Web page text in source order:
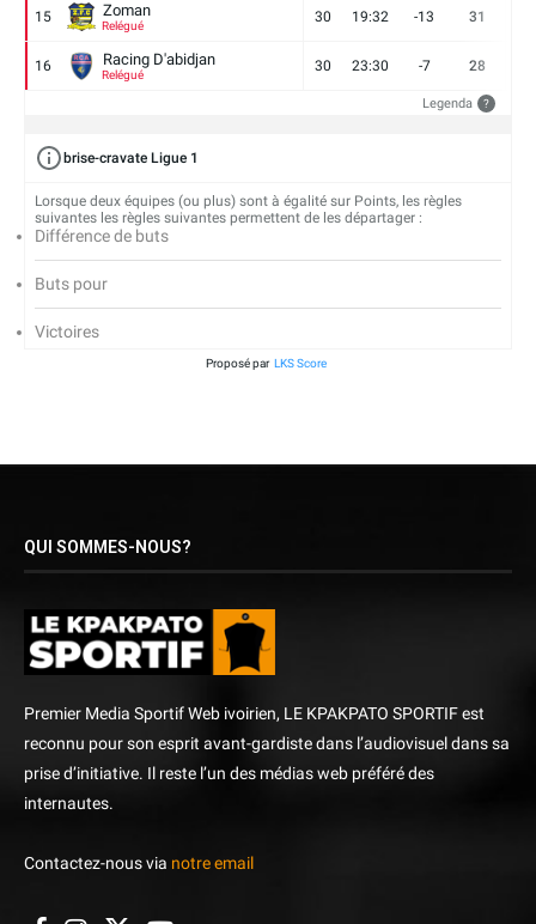
15 Zoman
Relégué
30 19:32 -13 31
16 Racing D'abidjan
Relégué
30 23:30 -7 28
Legenda ?
brise-cravate Ligue 1
Lorsque deux équipes (ou plus) sont à égalité sur Points, les règles
suivantes les règles suivantes permettent de les départager :
Différence de buts
Buts pour
Victoires
Proposé par LKS Score
QUI SOMMES-NOUS?
Premier Media Sportif Web ivoirien, LE KPAKPATO SPORTIF est
reconnu pour son esprit avant-gardiste dans l’audiovisuel dans sa
prise d’initiative. Il reste l’un des médias web préféré des
internautes.
Contactez-nous via notre email